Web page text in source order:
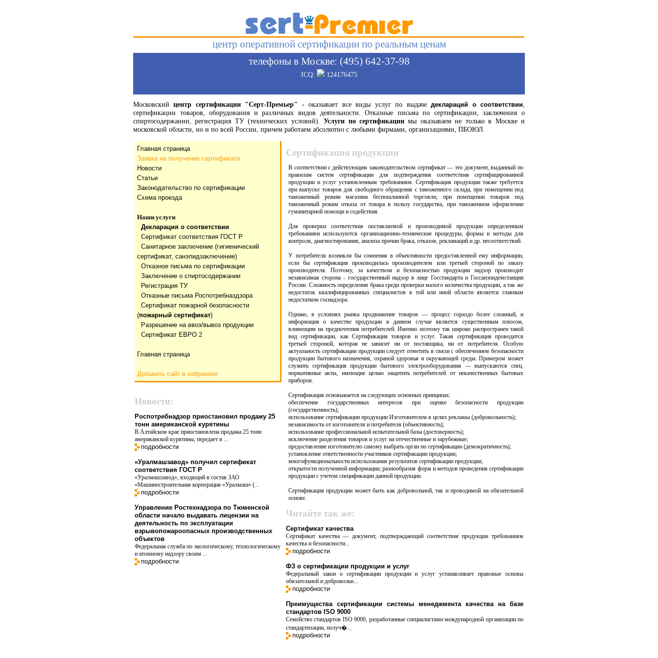
центр оперативной сертификации по реальным ценам
телефоны в Москве: (495) 642-37-98
ICQ: 124176475
Московскийцентр сертификации "Серт-Премьер" - оказывает все виды услуг по выдачедеклараций о соответствии
сертификации товаров, оборудования и различных видов деятельности. Отказные письма по сертификации, заключения о
спиртосодержании, регистрация ТУ (технических условий).Услуги по сертификации мы оказываем не только в Москве и
московской области, но и по всей России, причем работаем абсолютно с любыми фирмами, организациями, ПБОЮЛ.
Главная страница
Заявка на получение сертификата
Новости
Статьи
Законодательство по сертификации
Схема проезда
Наши услуги
Декларация о соответствии
Сертификат соответствия ГОСТ Р
Санитарное заключение (гигиенический
сертификат, санэпидзаключение)
Отказнoе письма по сертификации
Заключение о спиртосодержании
Регистрация ТУ
Отказные письма Роспотребназдзора
Сертификат пожарной безопасности
(пожарный сертификат)
Разрешение на ввоз/вывоз продукции
Сертификат ЕВРО 2
Главная страница
Добавить сайт в избранное
Новости:
Роспотребнадзор приостановил продажу 25
тонн американской курятины
В Алтайском крае приостановлена продажа 25 тонн
американской курятины, передает в ...
подробности
«Уралмашзавод» получил сертификат
соответствия ГОСТ Р
«Уралмашзавод», входящий в состав ЗАО
«Машиностроительная корпорация «Уралмаш» (...
подробности
Управление Ростехнадзора по Тюменской
области начало выдавать лицензии на
деятельность по эксплуатации
взрывопожароопасных производственных
объектов
Федеральная служба по экологическому, технологическому
и атомному надзору своим ...
подробности
Сертификация продукции
В соответствии с действующим законодательством сертификат — это документ, выданный по
правилам систем сертификации для подтверждения соответствия сертифицированной
продукции и услуг установленным требованиям. Сертификация продукции также требуется
при выпуске товаров для свободного обращения с таможенного склада, при помещении под
таможенный режим магазина беспошлинной торговли, при помещении товаров под
таможенный режим отказа от товара в пользу государства, при таможенном оформлении
гуманитарной помощи и содействия.
Для проверки соответствия поставляемой и производимой продукции определенным
требованиям используются организационно-технические процедуры, формы и методы для
контроля, диагностирования, анализа причин брака, отказов, рекламаций и др. несоответствий.
У потребителя возникли бы сомнения в объективности предоставленной ему информации,
если бы сертификация производилась производителем или третьей стороной по заказу
производителя. Поэтому, за качеством и безопасностью продукции надзор производит
независимая сторона - государственный надзор в лице Госстандарта и Госсанэпидемстанции
России. Сложность определения брака среди проверки малого количества продукции, а так же
недостаток квалифицированных специалистов в той или иной области является главным
недостатком госнадзора.
Однако, в условиях рынка продвижение товаров — процесс гораздо более сложный, и
информация о качестве продукции в данном случае является существенным плюсом,
влияющим на предпочтения потребителей. Именно поэтому так широко распространен такой
вид сертификации, как Сертификация товаров и услуг. Такая сертификация проводится
третьей стороной, которая не зависит ни от поставщика, ни от потребителя. Особую
актуальность сертификации продукции следует отметить в связи с обеспечением безопасности
продукции бытового назначения, охраной здоровья и окружающей среды. Примером может
служить сертификация продукции бытового электрооборудования — выпускаются спец.
нормативные акты, имеющие целью защитить потребителей от некачественных бытовых
приборов.
Сертификация основывается на следующих основных принципах:
обеспечение государственных интересов при оценке безопасности продукции
(государственность);
использование сертификации продукции Изготовителем в целях рекламы (добровольность);
независимость от изготовителя и потребителя (объективность);
использование профессиональной испытательной базы (достоверность);
исключение разделения товаров и услуг на отечественные и зарубежные;
предоставление изготовителю самому выбрать орган по сертификации (демократичность);
установление ответственности участников сертификации продукции;
многофункциональности использования результатов сертификации продукции;
открытости полученной информации; разнообразия форм и методов проведения сертификации
продукции с учетом спецификации данной продукции.
Сертификация продукции может быть как добровольной, так и проводимой на обязательной
основе.
Читайте так же:
Сертификат качества
Сертификат качества — документ, подтверждающий соответствие продукции требованиям
качества и безопасности...
подробности
ФЗ о сертификации продукции и услуг
Федеральный закон о сертификации продукции и услуг устанавливает правовые основы
обязательной и добровольн...
подробности
Преимущества сертификации системы менеджмента качества на базе
стандартов ISO 9000
Семейство стандартов ISO 9000, разработанные специалистами международной организации по
стандартизации, получ�...
подробности